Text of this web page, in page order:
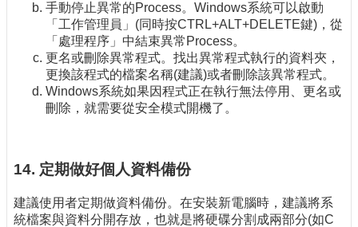
手動停止異常的Process。Windows系統可以啟動
「工作管理員」(同時按CTRL+ALT+DELETE鍵)，從
「處理程序」中結束異常Process。
更名或刪除異常程式。找出異常程式執行的資料夾，
更換該程式的檔案名稱(建議)或者刪除該異常程式。
Windows系統如果因程式正在執行無法停用、更名或
刪除，就需要從安全模式開機了。
14. 定期做好個人資料備份
建議使用者定期做資料備份。在安裝新電腦時，建議將系
統檔案與資料分開存放，也就是將硬碟分割成兩部分(如C